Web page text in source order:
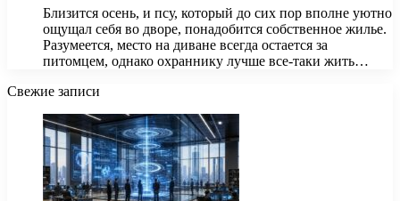
Близится осень, и псу, который до сих пор вполне уютно
ощущал себя во дворе, понадобится собственное жилье.
Разумеется, место на диване всегда остается за
питомцем, однако охраннику лучше все-таки жить…
Свежие записи